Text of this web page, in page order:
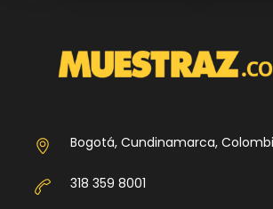
Bogotá, Cundinamarca,
318 359 8001